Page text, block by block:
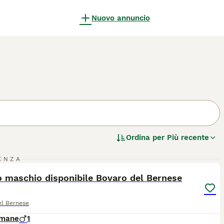
Nuovo annuncio
Ordina per Più recente
maschio disponibile Bovaro del Bernese
Bernese
1